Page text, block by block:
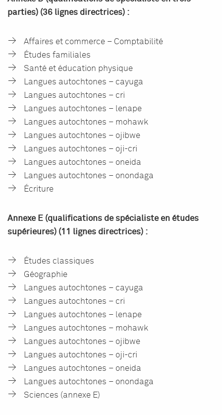
parties) (36 lignes directrices) :
Affaires et commerce – Comptabilité
Études familiales
Santé et éducation physique
Langues autochtones – cayuga
Langues autochtones – cri
Langues autochtones – lenape
Langues autochtones – mohawk
Langues autochtones – ojibwe
Langues autochtones – oji-cri
Langues autochtones – oneida
Langues autochtones – onondaga
Écriture
Annexe E (qualifications de spécialiste en études
supérieures) (11 lignes directrices) :
Études classiques
Géographie
Langues autochtones – cayuga
Langues autochtones – cri
Langues autochtones – lenape
Langues autochtones – mohawk
Langues autochtones – ojibwe
Langues autochtones – oji-cri
Langues autochtones – oneida
Langues autochtones – onondaga
Sciences (annexe E)